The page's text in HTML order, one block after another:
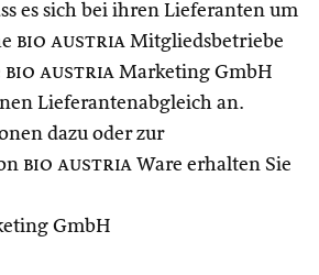
es sich bei ihren Lieferanten um
bio austria Mitgliedsbetriebe
bio austria Marketing GmbH
Lieferantenabgleich an.
dazu oder zur
bio austria Ware erhalten Sie
GmbH